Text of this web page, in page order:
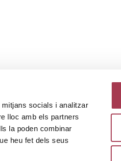
socials i analitzar
lloc amb els partners
la poden combinar
heu fet dels seus